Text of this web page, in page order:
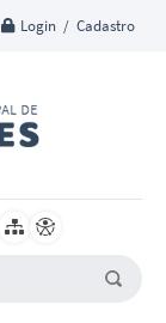
Login / Cadastro